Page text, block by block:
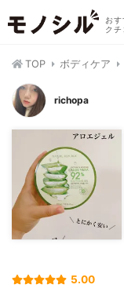
お
クチ
TOP ボディケア
richopa
5.00